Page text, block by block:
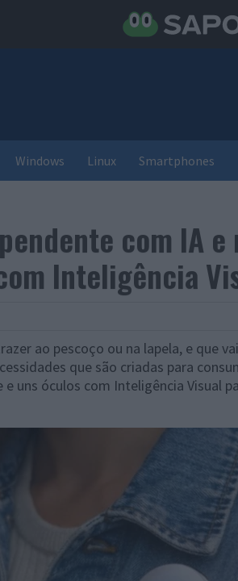
Windows Linux Smartphones
com IA e
Inteligência
ao pescoço ou na lapela, e que
que são criadas para
uns óculos com Inteligência Visual